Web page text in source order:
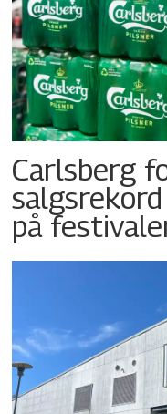
Carlsberg
på